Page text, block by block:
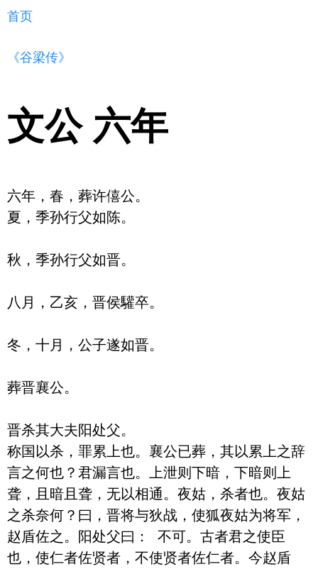
首页
《谷梁传》
文公 六年
六年，春，葬许僖公。
夏，季孙行父如陈。
秋，季孙行父如晋。
八月，乙亥，晋侯驩卒。
冬，十月，公子遂如晋。
葬晋襄公。
晋杀其大夫阳处父。
称国以杀，罪累上也。襄公已葬，其以累上之辞
言之何也？君漏言也。上泄则下暗，下暗则上
聋，且暗且聋，无以相通。夜姑，杀者也。夜姑
之杀奈何？曰，晋将与狄战，使狐夜姑为将军，
赵盾佐之。阳处父曰： 不可。古者君之使臣
也，使仁者佐贤者，不使贤者佐仁者。今赵盾